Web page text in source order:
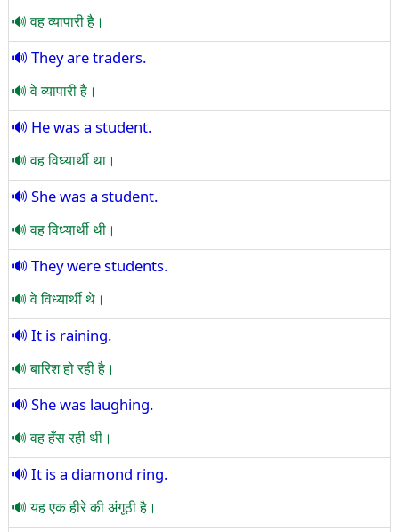
वह व्यापारी है।
They are traders.
वे व्यापारी है।
He was a student.
वह विध्यार्थी था।
She was a student.
वह विध्यार्थी थी।
They were students.
वे विध्यार्थी थे।
It is raining.
बारिश हो रही है।
She was laughing.
वह हँस रही थी।
It is a diamond ring.
यह एक हीरे की अंगूठी है।